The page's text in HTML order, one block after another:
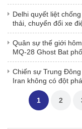
Delhi quyết liệt
thải, chuyển đổi xe
Quân sự thế giới
MQ-28 Ghost Bat
Chiến sự Trung
Iran không có đột phá
1 2